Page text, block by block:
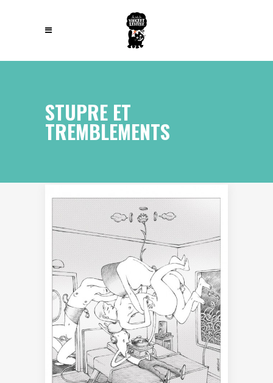
STUPRE ET
TREMBLEMENTS